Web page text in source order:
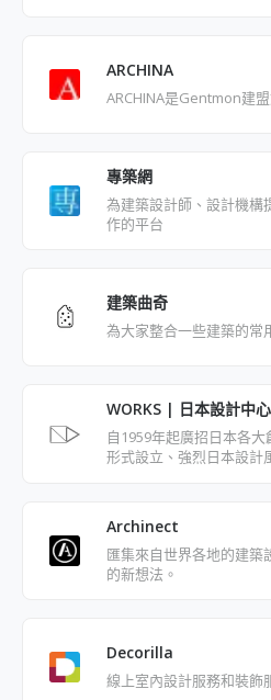
ARCHINA
ARCHINA是Gentmon建
專築網
為建築設計師、設計機構
作的平台
建築曲奇
為大家整合一些建築的常
WORKS | 日本設計中心
自1959年起廣招日本各
形式設立、強烈日本設計
Archinect
匯集來自世界各地的建築
的新想法。
Decorilla
線上室內設計服務和裝飾